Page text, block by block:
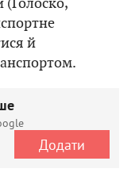
й
Додати